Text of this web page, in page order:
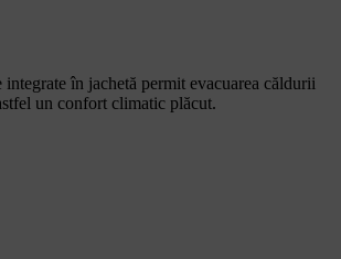
în jachetă permit evacuarea căldurii
un confort climatic plăcut.